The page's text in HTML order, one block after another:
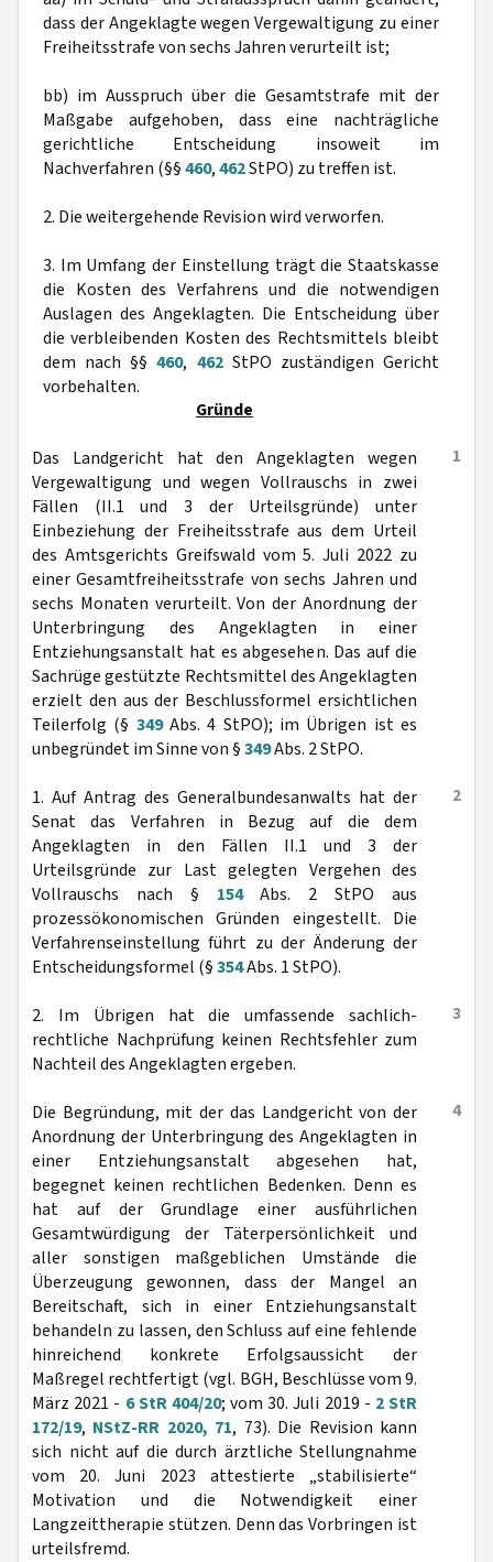
dass der Angeklagte wegen Vergewaltigung zu einer
Freiheitsstrafe von sechs Jahren verurteilt ist;
bb) im Ausspruch über die Gesamtstrafe mit der
Maßgabe aufgehoben, dass eine nachträgliche
gerichtliche Entscheidung insoweit im
Nachverfahren (§§460,462StPO) zu treffen ist.
2. Die weitergehende Revision wird verworfen.
3. Im Umfang der Einstellung trägt die Staatskasse
die Kosten des Verfahrens und die notwendigen
Auslagen des Angeklagten. Die Entscheidung über
die verbleibenden Kosten des Rechtsmittels bleibt
dem nach §§460, 462StPO zuständigen Gericht
vorbehalten.
Gründe
1
Das Landgericht hat den Angeklagten wegen
Vergewaltigung und wegen Vollrauschs in zwei
Fällen (II.1 und 3 der Urteilsgründe) unter
Einbeziehung der Freiheitsstrafe aus dem Urteil
des Amtsgerichts Greifswald vom 5. Juli 2022 zu
einer Gesamtfreiheitsstrafe von sechs Jahren und
sechs Monaten verurteilt. Von der Anordnung der
Unterbringung des Angeklagten in einer
Entziehungsanstalt hat es abgesehen. Das auf die
Sachrüge gestützte Rechtsmittel des Angeklagten
erzielt den aus der Beschlussformel ersichtlichen
Teilerfolg (§ 349Abs. 4 StPO); im Übrigen ist es
unbegründet im Sinne von §349Abs. 2 StPO.
2
1. Auf Antrag des Generalbundesanwalts hat der
Senat das Verfahren in Bezug auf die dem
Angeklagten in den Fällen II.1 und 3 der
Urteilsgründe zur Last gelegten Vergehen des
Vollrauschs nach § 154Abs. 2 StPO aus
prozessökonomischen Gründen eingestellt. Die
Verfahrenseinstellung führt zu der Änderung der
Entscheidungsformel (§354Abs. 1 StPO).
3
2. Im Übrigen hat die umfassende sachlich-
rechtliche Nachprüfung keinen Rechtsfehler zum
Nachteil des Angeklagten ergeben.
4
Die Begründung, mit der das Landgericht von der
Anordnung der Unterbringung des Angeklagten in
einer Entziehungsanstalt abgesehen hat,
begegnet keinen rechtlichen Bedenken. Denn es
hat auf der Grundlage einer ausführlichen
Gesamtwürdigung der Täterpersönlichkeit und
aller sonstigen maßgeblichen Umstände die
Überzeugung gewonnen, dass der Mangel an
Bereitschaft, sich in einer Entziehungsanstalt
behandeln zu lassen, den Schluss auf eine fehlende
hinreichend konkrete Erfolgsaussicht der
Maßregel rechtfertigt (vgl. BGH, Beschlüsse vom 9.
März 2021 - 6 StR 404/20; vom 30. Juli 2019 - 2 StR
172/19, NStZ-RR 2020, 71, 73). Die Revision kann
sich nicht auf die durch ärztliche Stellungnahme
vom 20. Juni 2023 attestierte „stabilisierte“
Motivation und die Notwendigkeit einer
Langzeittherapie stützen. Denn das Vorbringen ist
urteilsfremd.